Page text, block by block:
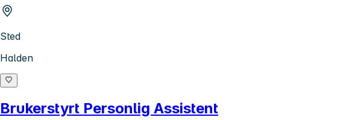
Sted
Halden
Brukerstyrt Personlig Assistent